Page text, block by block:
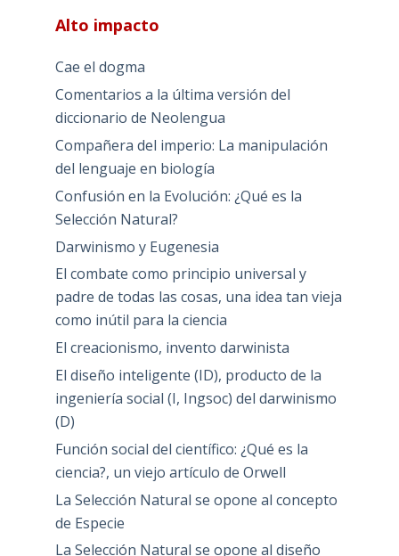
Alto impacto
Cae el dogma
Comentarios a la última versión del
diccionario de Neolengua
Compañera del imperio: La manipulación
del lenguaje en biología
Confusión en la Evolución: ¿Qué es la
Selección Natural?
Darwinismo y Eugenesia
El combate como principio universal y
padre de todas las cosas, una idea tan vieja
como inútil para la ciencia
El creacionismo, invento darwinista
El diseño inteligente (ID), producto de la
ingeniería social (I, Ingsoc) del darwinismo
(D)
Función social del científico: ¿Qué es la
ciencia?, un viejo artículo de Orwell
La Selección Natural se opone al concepto
de Especie
La Selección Natural se opone al diseño